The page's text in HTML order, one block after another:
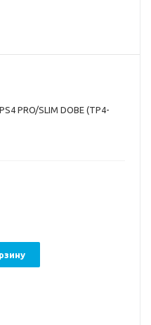
PRO/SLIM DOBE (TP4-